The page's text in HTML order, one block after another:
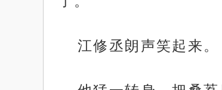
江修丞朗声笑起来。